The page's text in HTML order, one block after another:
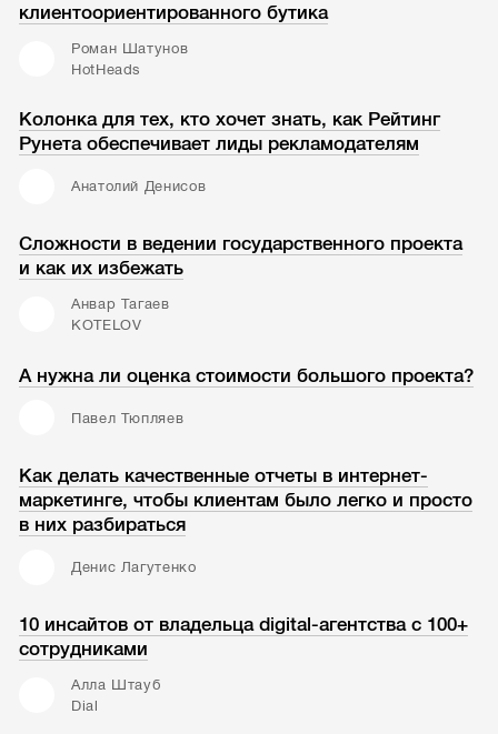
клиентоориентированного бутика
Роман Шатунов
HotHeads
Колонка для тех, кто хочет знать, как Рейтинг
Рунета обеспечивает лиды рекламодателям
Анатолий Денисов
Сложности в ведении государственного проекта
и как их избежать
Анвар Тагаев
KOTELOV
А нужна ли оценка стоимости большого проекта?
Павел Тюпляев
Как делать качественные отчеты в интернет-
маркетинге, чтобы клиентам было легко и просто
в них разбираться
Денис Лагутенко
10 инсайтов от владельца digital-агентства с 100+
сотрудниками
Алла Штауб
Dial